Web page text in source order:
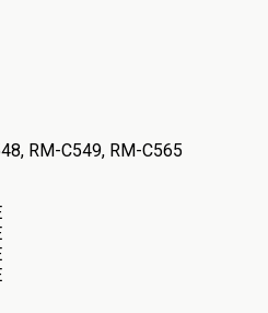
RM-C549, RM-C565